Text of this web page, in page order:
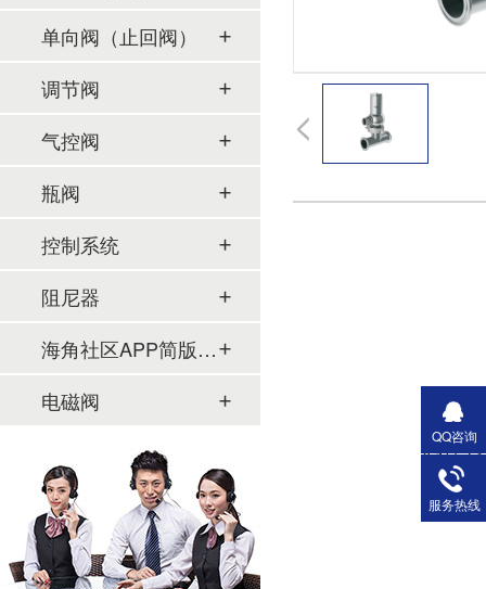
单向阀（止回阀）
调节阀
气控阀
瓶阀
控制系统
阻尼器
海角社区APP简版下载及管件
电磁阀
QQ咨询
服务热线